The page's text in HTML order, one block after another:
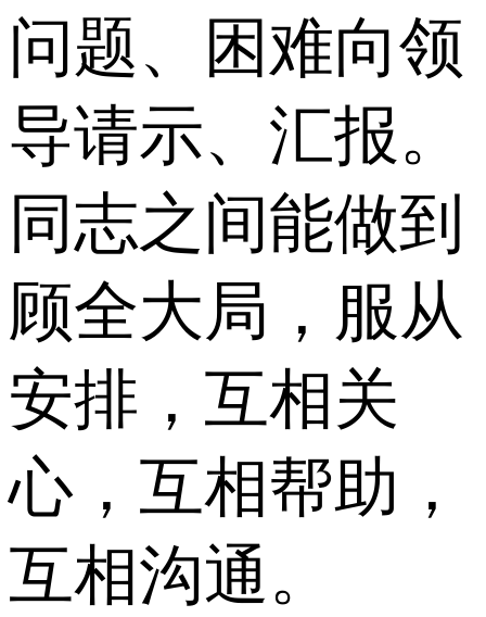
问题、困难向领
导请示、汇报。
同志之间能做到
顾全大局，服从
安排，互相关
心，互相帮助，
互相沟通。